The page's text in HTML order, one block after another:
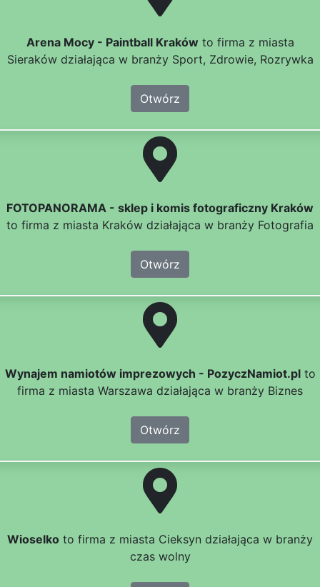
Arena Mocy - Paintball Kraków to firma z miasta
Sieraków działająca w branży Sport, Zdrowie, Rozrywka
Otwórz
FOTOPANORAMA - sklep i komis fotograficzny Kraków
to firma z miasta Kraków działająca w branży Fotografia
Otwórz
Wynajem namiotów imprezowych - PozyczNamiot.plto
firma z miasta Warszawa działająca w branży Biznes
Otwórz
Wioselko to firma z miasta Cieksyn działająca w branży
czas wolny